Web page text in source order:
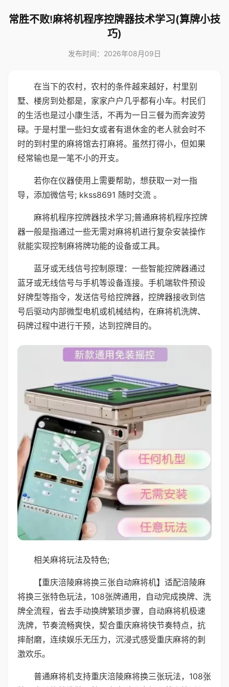
常胜不败!麻将机程序控牌器技术学习(算牌小技
巧)
发布时间：2026年08月09日
在当下的农村，农村的条件越来越好，村里别
墅、楼房到处都是，家家户户几乎都有小车。村民们
的生活也是过小康生活，不再为一日三餐为而奔波劳
碌。于是村里一些妇女或者有退休金的老人就会时不
时的到村里的麻将馆去打麻将。虽然打得小，但如果
经常输也是一笔不小的开支。
若你在仪器使用上需要帮助，想获取一对一指
导，添加微信号; kkss8691 随时交流 。
麻将机程序控牌器技术学习;普通麻将机程序控牌
器一般是指通过一些无需对麻将机进行复杂安装操作
就能实现控制麻将牌功能的设备或工具。
蓝牙或无线信号控制原理：一些智能控牌器通过
蓝牙或无线信号与手机等设备连接。手机端软件预设
好牌型等指令，发送信号给控牌器，控牌器接收到信
号后驱动内部微型电机或机械结构，在麻将机洗牌、
码牌过程中进行干预，达到控牌目的。
相关麻将玩法及特色;
【重庆涪陵麻将换三张自动麻将机】适配涪陵麻
将换三张特色玩法，108张牌通用，自动完成换牌、洗
牌全流程，省去手动换牌繁琐步骤，自动麻将机极速
洗牌，节奏流畅爽快，契合重庆麻将快节奏特点，抗
摔耐磨，连续娱乐无压力，沉浸式感受重庆麻将的刺
激欢乐。
普通麻将机支持重庆涪陵麻将换三张玩法，108张